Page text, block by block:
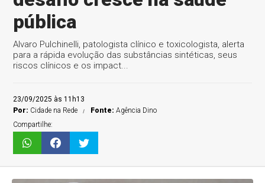
pública
Alvaro Pulchinelli, patologista clínico e toxicologista, alerta
para a rápida evolução das substâncias sintéticas, seus
riscos clínicos e os impact...
23/09/2025 às 11h13
Por: Cidade na Rede Fonte:Agência Dino
Compartilhe: